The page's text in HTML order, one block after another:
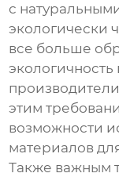
с
экологически
все больше
экологичность
этим
возможности
материалов
Также важным